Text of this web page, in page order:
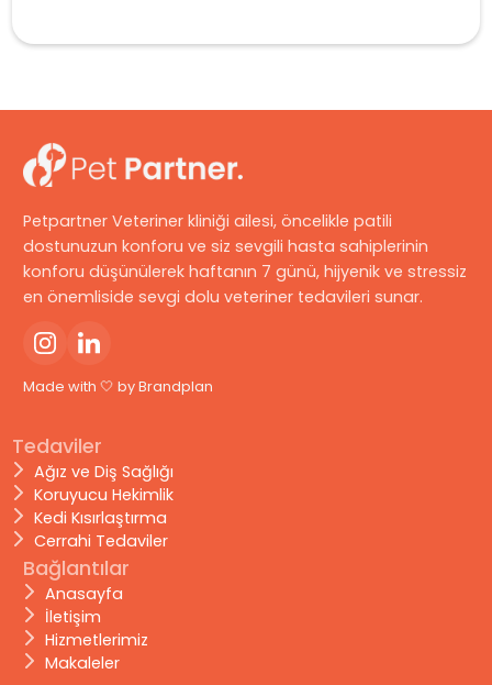
Petpartner Veteriner kliniği ailesi, öncelikle patili
dostunuzun konforu ve siz sevgili hasta sahiplerinin
konforu düşünülerek haftanın 7 günü, hijyenik ve stressiz
en önemliside sevgi dolu veteriner tedavileri sunar.
Made with 🤍 byBrandplan
Tedaviler
Ağız ve Diş Sağlığı
Koruyucu Hekimlik
Kedi Kısırlaştırma
Cerrahi Tedaviler
Bağlantılar
Anasayfa
İletişim
Hizmetlerimiz
Makaleler